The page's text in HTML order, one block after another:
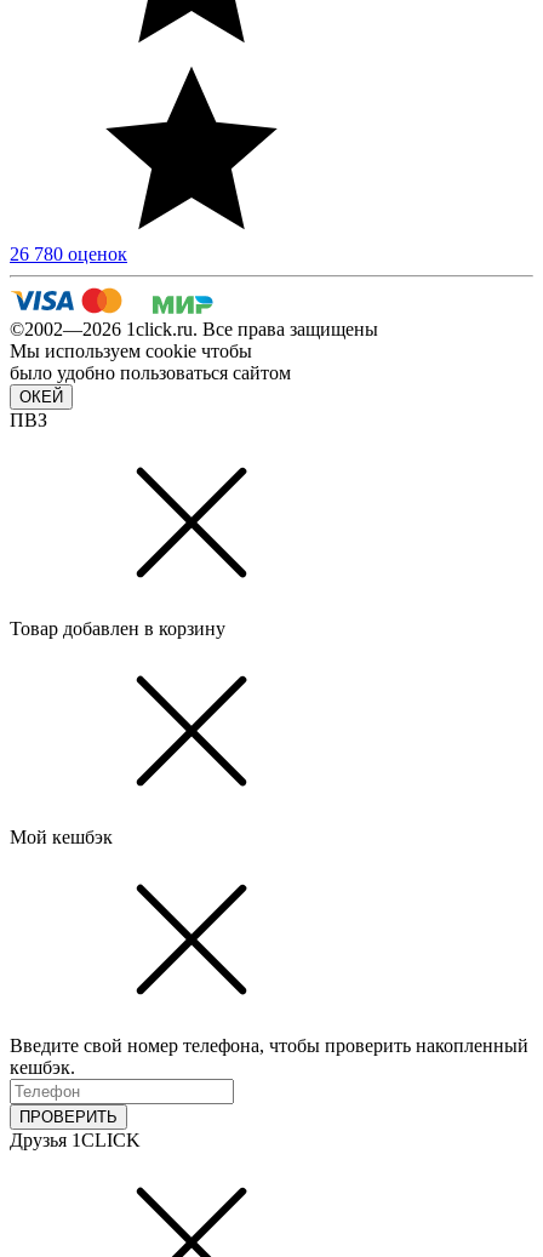
26 780 оценок
©2002—2026 1сlick.ru. Все права защищены
Мы используем cookie чтобы
было удобно пользоваться сайтом
ОКЕЙ
ПВЗ
Товар добавлен в корзину
Мой кешбэк
Введите свой номер телефона, чтобы проверить накопленный
кешбэк.
ПРОВЕРИТЬ
Друзья 1CLICK